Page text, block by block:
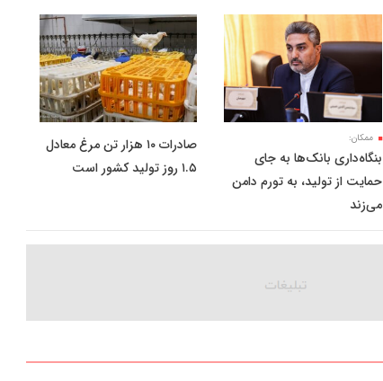
ممکان:
بنگاه‌داری بانک‌ها به جای
حمایت از تولید، به تورم دامن
می‌زند
صادرات ۱۰ هزار تن مرغ معادل
۱.۵ روز تولید کشور است